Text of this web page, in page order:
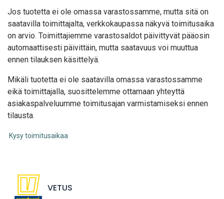
Jos tuotetta ei ole omassa varastossamme, mutta sitä on
saatavilla toimittajalta, verkkokaupassa näkyvä toimitusaika
on arvio. Toimittajiemme varastosaldot päivittyvät pääosin
automaattisesti päivittäin, mutta saatavuus voi muuttua
ennen tilauksen käsittelyä.
Mikäli tuotetta ei ole saatavilla omassa varastossamme
eikä toimittajalla, suosittelemme ottamaan yhteyttä
asiakaspalveluumme toimitusajan varmistamiseksi ennen
tilausta.
Kysy toimitusaikaa
VETUS